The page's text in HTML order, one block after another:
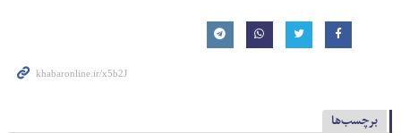
برچسب‌ها